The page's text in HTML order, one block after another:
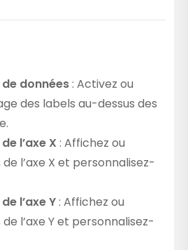
données: Activez ou
des labels au-dessus des
l’axe X : Affichez ou
l’axe X et personnalisez-
l’axe Y: Affichez ou
l’axe Y et personnalisez-